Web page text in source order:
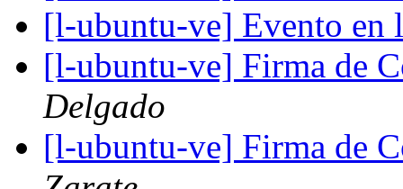
[l-ubuntu-ve] Evento en
[l-ubuntu-ve] Firma de
Delgado
[l-ubuntu-ve] Firma de